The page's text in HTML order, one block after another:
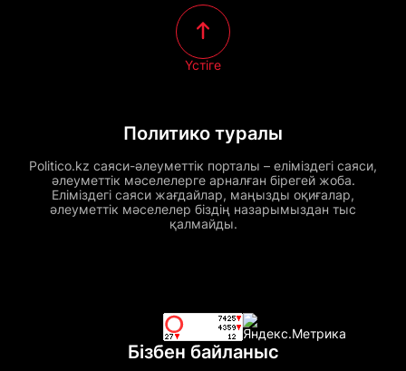
Политико туралы
Politico.kz саяси-әлеуметтік порталы – еліміздегі саяси,
әлеуметтік мәселелерге арналған бірегей жоба.
Еліміздегі саяси жағдайлар, маңызды оқиғалар,
әлеуметтік мәселелер біздің назарымыздан тыс
қалмайды.
Үстіге
Бізбен байланыс